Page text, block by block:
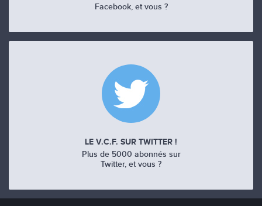
Facebook, et vous ?
LE V.C.F. SUR TWITTER !
Plus de 5000 abonnés sur
Twitter, et vous ?